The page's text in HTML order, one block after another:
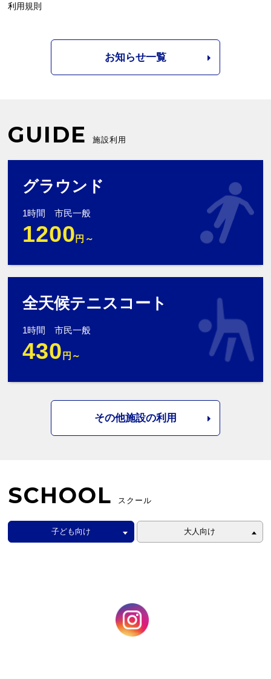
利用規則
お知らせ一覧
GUIDE 施設利用
グラウンド
1時間 市民一般
1200 円～
全天候テニスコート
1時間 市民一般
430 円～
その他施設の利用
SCHOOL スクール
子ども向け 大人向け